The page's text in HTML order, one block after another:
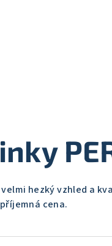
hezký vzhled a
cena.